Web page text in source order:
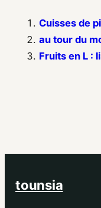
Cuisses de
au tour du
Fruits en L :
tounsia